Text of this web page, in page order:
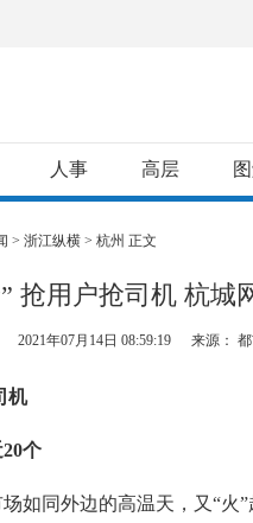
人事 高层
> 浙江纵横 > 杭州 正文
抢用户抢司机 杭城
2021年07月14日 08:59:19 来源：
机
个
同外边的高温天，又“火”